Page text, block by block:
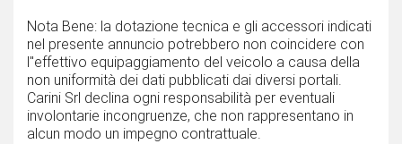
Nota Bene: la dotazione tecnica e gli accessori indicati
nel presente annuncio potrebbero non coincidere con
l''effettivo equipaggiamento del veicolo a causa della
non uniformità dei dati pubblicati dai diversi portali.
Carini Srl declina ogni responsabilità per eventuali
involontarie incongruenze, che non rappresentano in
alcun modo un impegno contrattuale.